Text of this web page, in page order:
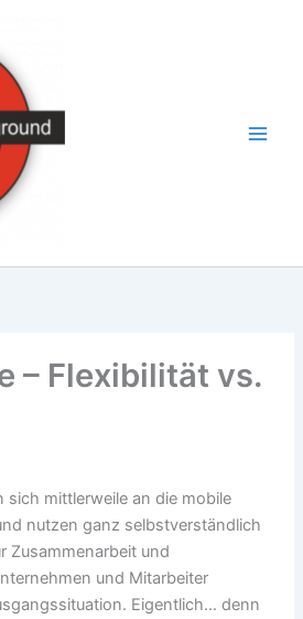
– Flexibilität vs.
sich mittlerweile an die mobile
nutzen ganz selbstverständlich
Zusammenarbeit und
und Mitarbeiter
Eigentlich… denn